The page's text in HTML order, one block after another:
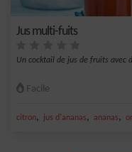
Jus multi-fuits
Un cocktail de jus de fruits avec
Facile
citron, jus d'ananas, ananas,